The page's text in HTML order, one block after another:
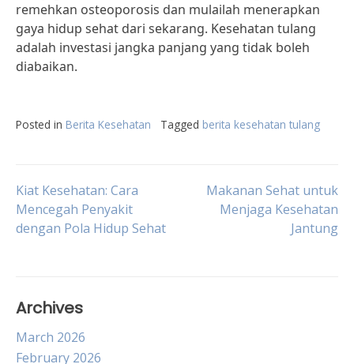
remehkan osteoporosis dan mulailah menerapkan
gaya hidup sehat dari sekarang. Kesehatan tulang
adalah investasi jangka panjang yang tidak boleh
diabaikan.
Posted in Berita Kesehatan Tagged berita kesehatan tulang
Post
navigation
Kiat Kesehatan: Cara
Mencegah Penyakit
dengan Pola Hidup Sehat
Makanan Sehat untuk
Menjaga Kesehatan
Jantung
Archives
March 2026
February 2026